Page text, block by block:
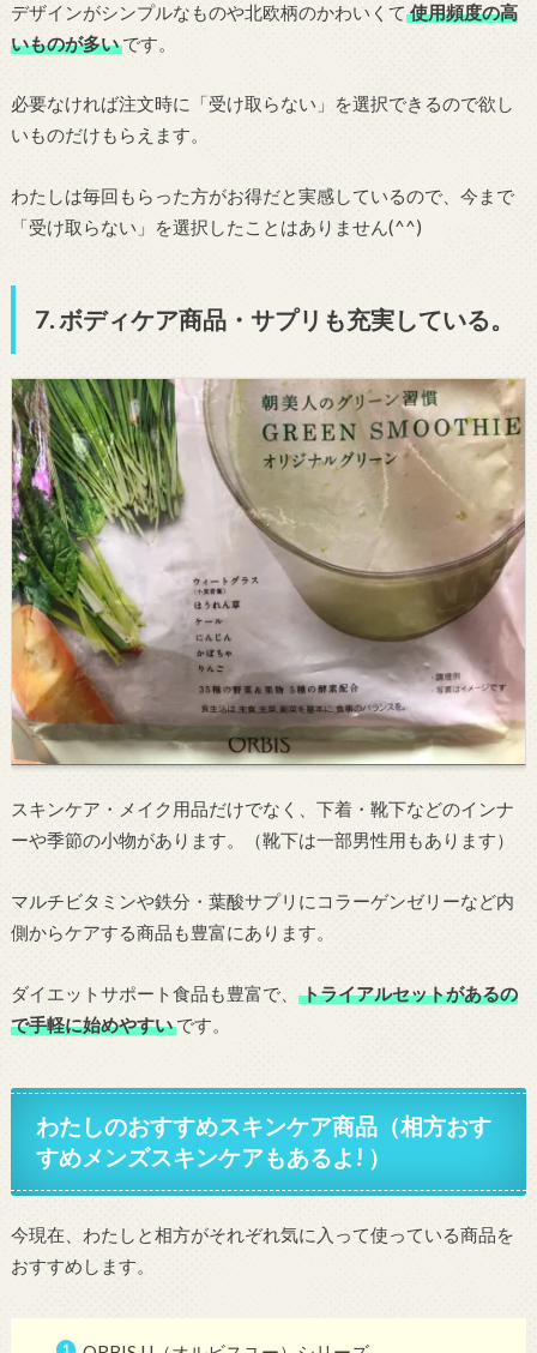
デザインがシンプルなものや北欧柄のかわいくて 使用頻度の高
いものが多いです。
必要なければ注文時に「受け取らない」を選択できるので欲し
いものだけもらえます。
わたしは毎回もらった方がお得だと実感しているので、今まで
「受け取らない」を選択したことはありません(^^)
7. ボディケア商品・サプリも充実している。
スキンケア・メイク用品だけでなく、下着・靴下などのインナ
ーや季節の小物があります。（靴下は一部男性用もあります）
マルチビタミンや鉄分・葉酸サプリにコラーゲンゼリーなど内
側からケアする商品も豊富にあります。
ダイエットサポート食品も豊富で、
トライアルセットがあるの
で手軽に始めやすいです。
わたしのおすすめスキンケア商品（相方おす
すめメンズスキンケアもあるよ! ）
今現在、わたしと相方がそれぞれ気に入って使っている商品を
おすすめします。